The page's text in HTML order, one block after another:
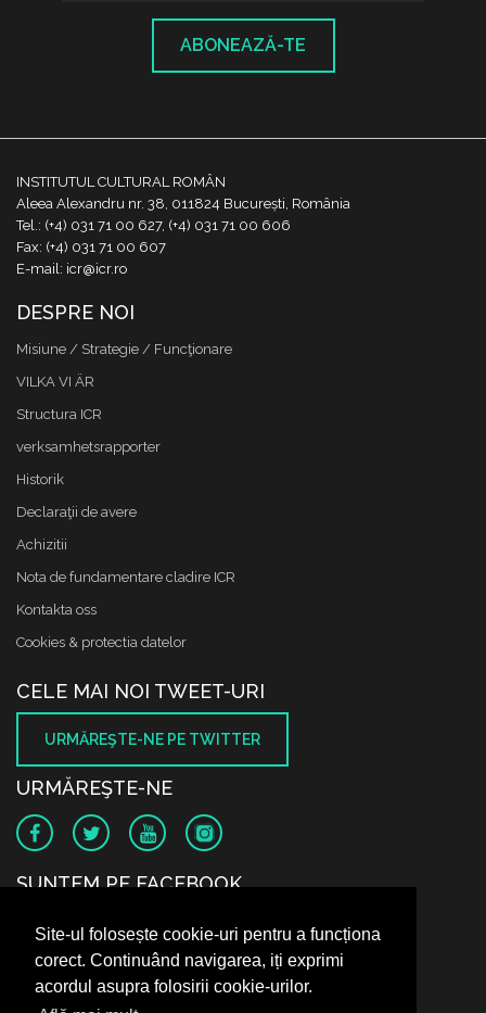
Site-ul folosește cookie-uri pentru a funcționa
corect. Continuând navigarea, iți exprimi
acordul asupra folosirii cookie-urilor.
ABONEAZĂ-TE
INSTITUTUL CULTURAL ROMÂN
Aleea Alexandru nr. 38, 011824 București, România
Tel.: (+4) 031 71 00 627, (+4) 031 71 00 606
Fax: (+4) 031 71 00 607
E-mail: icr@icr.ro
DESPRE NOI
Misiune / Strategie / Funcţionare
VILKA VI ÄR
Structura ICR
verksamhetsrapporter
Historik
Declaraţii de avere
Achizitii
Nota de fundamentare cladire ICR
Kontakta oss
Cookies & protectia datelor
CELE MAI NOI TWEET-URI
URMĂREŞTE-NE PE TWITTER
URMĂREŞTE-NE
SUNTEM PE FACEBOOK